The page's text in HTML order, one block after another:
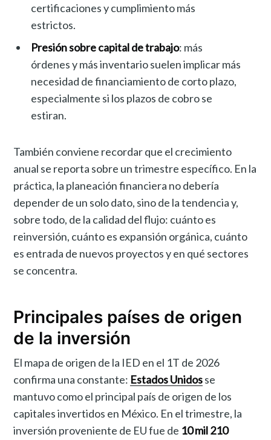
certificaciones y cumplimiento más
estrictos.
Presión sobre capital de trabajo: más
órdenes y más inventario suelen implicar más
necesidad de financiamiento de corto plazo,
especialmente si los plazos de cobro se
estiran.
También conviene recordar que el crecimiento
anual se reporta sobre un trimestre específico. En la
práctica, la planeación financiera no debería
depender de un solo dato, sino de la tendencia y,
sobre todo, de la calidad del flujo: cuánto es
reinversión, cuánto es expansión orgánica, cuánto
es entrada de nuevos proyectos y en qué sectores
se concentra.
Principales países de origen
de la inversión
El mapa de origen de la IED en el 1T de 2026
confirma una constante: Estados Unidosse
mantuvo como el principal país de origen de los
capitales invertidos en México. En el trimestre, la
inversión proveniente de EU fue de 10 mil 210